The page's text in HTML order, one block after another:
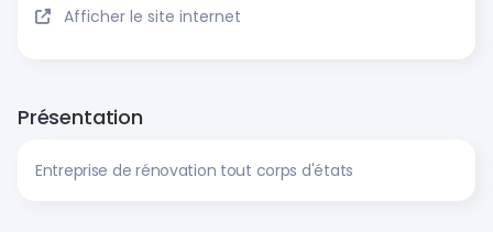
Afficher le site internet
Présentation
Entreprise de rénovation tout corps d'états